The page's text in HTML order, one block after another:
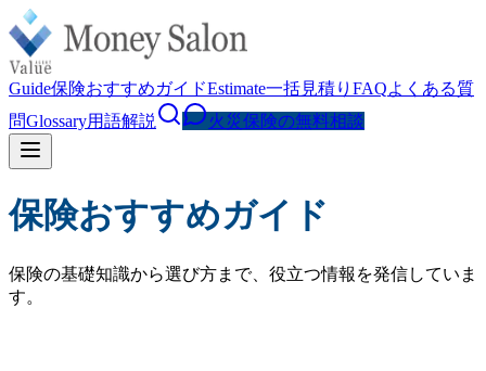
Guide保険おすすめガイドEstimate一括見積り FAQよくある質
問Glossary用語解説 火災保険の無料相談
保険おすすめガイド
保険の基礎知識から選び方まで、役立つ情報を発信していま
す。